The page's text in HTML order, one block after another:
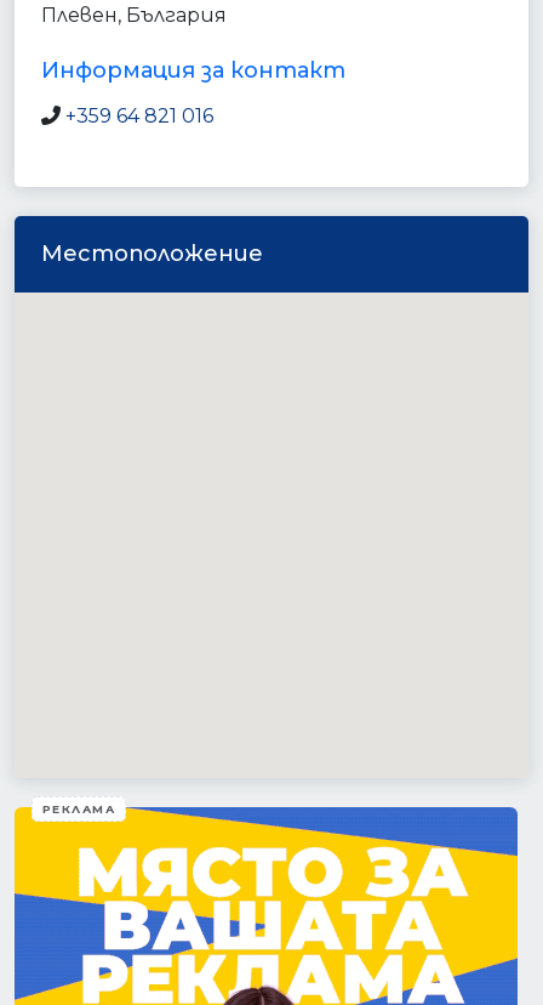
Плевен, България
Информация за контакт
+359 64 821 016
Местоположение
РЕКЛАМА